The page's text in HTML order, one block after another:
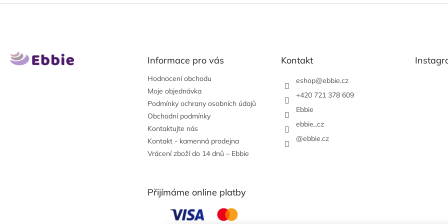
Z
Informace pro vás
Hodnocení obchodu
Moje objednávka
Podmínky ochrany osobních údajů
Obchodní podmínky
Kontaktujte nás
Kontakt - kamenná prodejna
Vrácení zboží do 14 dnů – Ebbie
Kontakt
eshop@ebbie.cz
+420 721 378 609
Ebbie
ebbie_cz
@ebbie.cz
Přijímáme online platby